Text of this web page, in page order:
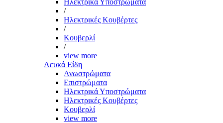
Ηλεκτρικά Υποστρώματα
/
Ηλεκτρικές Κουβέρτες
/
Κουβερλί
/
view more
Λευκά Είδη
Ανωστρώματα
Επιστρώματα
Ηλεκτρικά Υποστρώματα
Ηλεκτρικές Κουβέρτες
Κουβερλί
view more